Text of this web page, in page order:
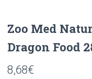
Zoo Med
Dragon Food
8,68€